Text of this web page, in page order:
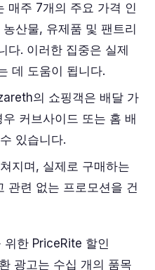
매주 7개의 주요 가격 인
산물, 유제품 및 팬트리
다. 이러한 집중은 실제
데 도움이 됩니다.
의 쇼핑객은 배달 가
커브사이드 또는 홈 배
있습니다.
지며, 실제로 구매하는
관련 없는 프로모션을 건
한 PriceRite 할인
광고는 수십 개의 품목